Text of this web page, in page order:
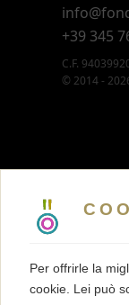
Per offrirle la
cookie. Lei può
+39 345
C.F.
© 2014 -
5 X MILLE
TERMINI E